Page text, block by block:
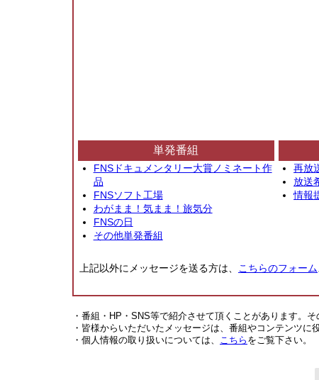
単発番組
FNSドキュメンタリー大賞ノミネート作
品
FNSソフト工場
わがまま！気まま！旅気分
FNSの日
その他単発番組
再放
放送
情報
上記以外にメッセージを送る方は、 こちらのフォーム
・番組・HP・SNS等で紹介させて頂くことがあります。
・皆様からいただいたメッセージは、番組やコンテンツ
・個人情報の取り扱いについては、
こちら をご覧下さい。